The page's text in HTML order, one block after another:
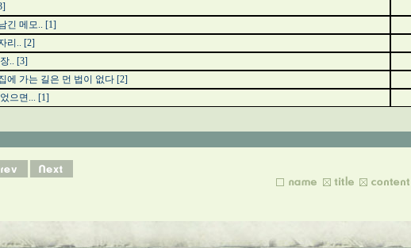
긴 메모.. [1]
리.. [2]
.. [3]
에 가는 길은 먼 법이 없다 [2]
으면... [1]